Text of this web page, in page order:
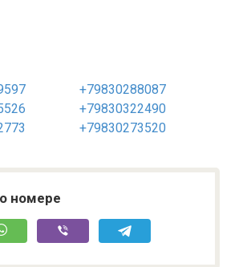
+79830288087
+79830322490
+79830273520
номере